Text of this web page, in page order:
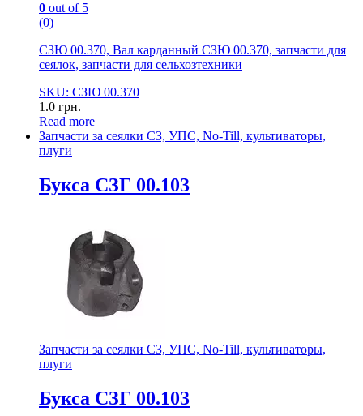
0 out of 5
(0)
СЗЮ 00.370, Вал карданный СЗЮ 00.370, запчасти для
сеялок, запчасти для сельхозтехники
SKU: СЗЮ 00.370
1.0 грн.
Read more
Запчасти за сеялки СЗ, УПС, No-Till, культиваторы,
плуги
Букса СЗГ 00.103
Запчасти за сеялки СЗ, УПС, No-Till, культиваторы,
плуги
Букса СЗГ 00.103